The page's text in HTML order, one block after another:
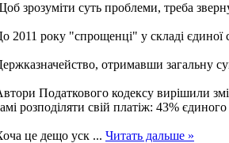
зрозуміти суть проблеми, треба
2011 року "спрощенці" у складі єдиної
отримавши загальну
Податкового кодексу вирішили
розподіляти свій платіж: 43%
це дещо уск ... Читать дальше »